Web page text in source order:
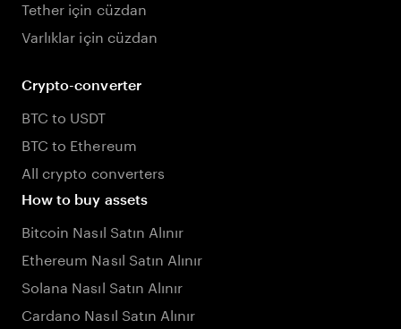
Tether için cüzdan
Varlıklar için cüzdan
Crypto-converter
BTC to USDT
BTC to Ethereum
All crypto converters
How to buy assets
Bitcoin Nasıl Satın Alınır
Ethereum Nasıl Satın Alınır
Solana Nasıl Satın Alınır
Cardano Nasıl Satın Alınır